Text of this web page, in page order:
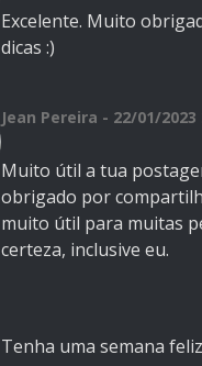
Excelente. Muito
dicas :)
Jean Pereira - 22/01/2023
Muito útil a tua
obrigado por
muito útil para muitas
certeza, inclusive eu.
Tenha uma semana